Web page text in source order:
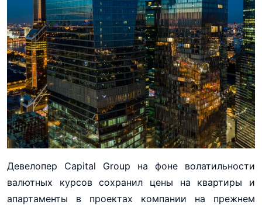
Девелопер Capital Group на фоне волатильности
валютных курсов сохранил цены на квартиры и
апартаменты в проектах компании на прежнем